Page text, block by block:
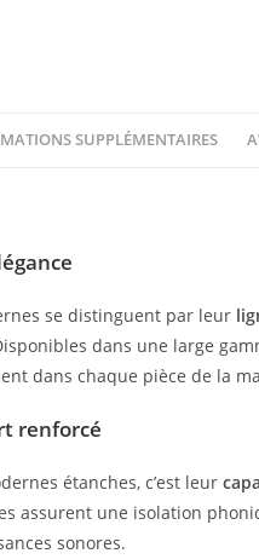
SUPPLÉMENTAIRES
se distinguent par leur
dans une large
dans chaque pièce de la
renforcé
étanches, c’est leur
assurent une isolation
sonores.